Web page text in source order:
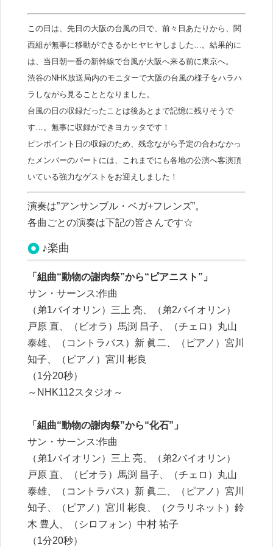
この日は、先日の大阪の台風の日で、前々日あたりから、関
西組が無事に移動ができるかヒヤヒヤしました…。結果的に
は、当日朝一番の新幹線で台風が大阪へ来る前に東京へ。
渋谷のNHK放送局内のモニターで大阪の台風の様子をハラハ
ラしながら見ることとなりました。
台風の日の収録だったことは後あとまで記憶に残りそうで
す…。無事に収録ができヨカッタです！
ピンポイント日の収録のため、残念ながら予定の合わなかっ
たメンバーのパートには、これまでにも各地の公演へ客演頂
いている強力なゲストをお迎えしました！
演奏は”アンサンブル・ベガ+フレンズ”。
各曲ごとの演奏は下記の皆さんです☆
♪楽曲
「組曲“動物の謝肉祭”から“ピアニスト”」
サン・サーンス:作曲
（弟1バイオリン）三上 亮、（弟2バイオリン）
戸原 直、（ビオラ）馬渕 昌子、（チェロ）丸山
泰雄、（コントラバス）新 眞二、（ピアノ）宮川
知子、（ピアノ）宮川 彬良
（1分20秒）
～NHK112スタジオ～
「組曲“動物の謝肉祭”から“化石”」
サン・サーンス:作曲
（弟1バイオリン）三上 亮、（弟2バイオリン）
戸原 直、（ビオラ）馬渕 昌子、（チェロ）丸山
泰雄、（コントラバス）新 眞二、（ピアノ）宮川
知子、（ピアノ）宮川 彬良、（クラリネット）鈴
木 豊人、（シロフォン）中村 祐子
（1分20秒）